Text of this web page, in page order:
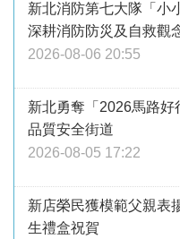
新北消防第七大隊「
深耕消防防災及自救觀
2026-08-06 20:55
新北勇奪「2026馬路
品質安全街道
2026-08-05 17:22
新店榮民獲模範父親
生禮盒祝賀